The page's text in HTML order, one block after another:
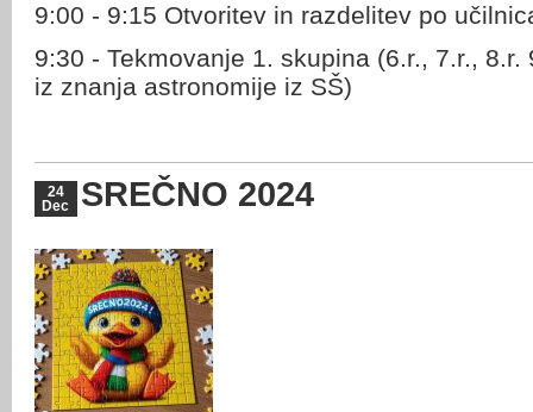
9:00 - 9:15 Otvoritev in razdelitev po
9:30 - Tekmovanje 1. skupina (6.r., 7.r.,
iz znanja astronomije iz SŠ)
24
Dec
SREČNO 2024